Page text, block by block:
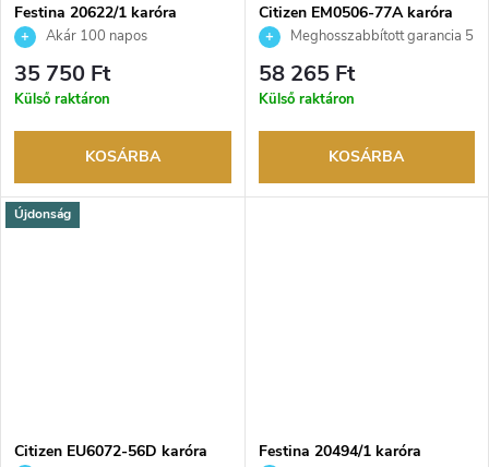
Festina 20622/1 karóra
Akár 100 napos
visszaküldési lehetőség. Hivatalos
márkakereskedő.
35 750 Ft
Külső raktáron
KOSÁRBA
Citizen EM0506-77A karóra
Meghosszabbított garancia 5
évre. Akár 100 napos
visszaküldési lehetőség. Hivatalos
58 265 Ft
Külső raktáron
KOSÁRBA
Újdonság
Citizen EU6072-56D karóra Festina 20494/1 karóra